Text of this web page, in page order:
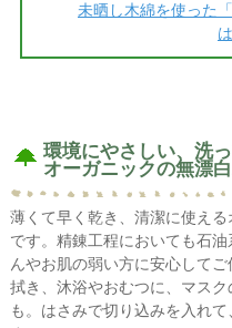
未晒し木綿を使った
環境にやさしい、洗
オーガニックの無漂
薄くて早く乾き、清潔に使え
です。精錬工程においても石
んやお肌の弱い方に安心して
拭き、沐浴やおむつに、マス
も。はさみで切り込みを入れ